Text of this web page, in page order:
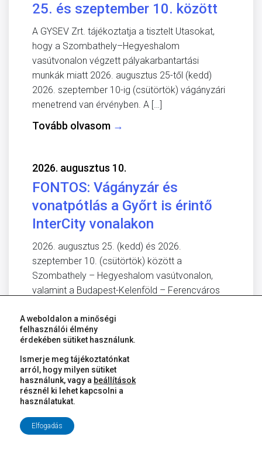
25. és szeptember 10. között
A GYSEV Zrt. tájékoztatja a tisztelt Utasokat,
hogy a Szombathely–Hegyeshalom
vasútvonalon végzett pályakarbantartási
munkák miatt 2026. augusztus 25-től (kedd)
2026. szeptember 10-ig (csütörtök) vágányzári
menetrend van érvényben. A […]
Tovább olvasom →
2026. augusztus 10.
FONTOS: Vágányzár és
vonatpótlás a Győrt is érintő
InterCity vonalakon
2026. augusztus 25. (kedd) és 2026.
szeptember 10. (csütörtök) között a
Szombathely – Hegyeshalom vasútvonalon,
valamint a Budapest-Kelenföld – Ferencváros
miatt a Győrt érintő […]
Tovább olvasom→
2026. augusztus 10.
Vágányzári tájékoztató:
Változik a menetrend a Győr–
Veszprém vasútvonalon
A weboldalon a minőségi
felhasználói élmény
érdekében sütiket használunk.
Ismerje meg tájékoztatónkat
arról, hogy milyen sütiket
használunk, vagy a beállítások
résznél ki lehet kapcsolni a
használatukat.
Elfogadás